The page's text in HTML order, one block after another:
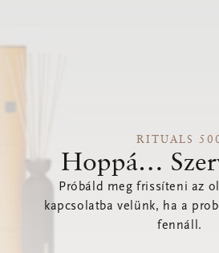
RITUALS
Hoppá…
Próbáld meg frissíteni az
kapcsolatba velünk, ha a
fennáll.